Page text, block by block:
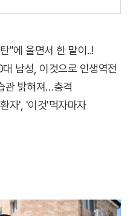
을 받는 국민 배우 김상
"에 울면서 한 말이..!
남성, 이것으로 인생역전
관 밝혀져…충격
자', '이것'먹자마자